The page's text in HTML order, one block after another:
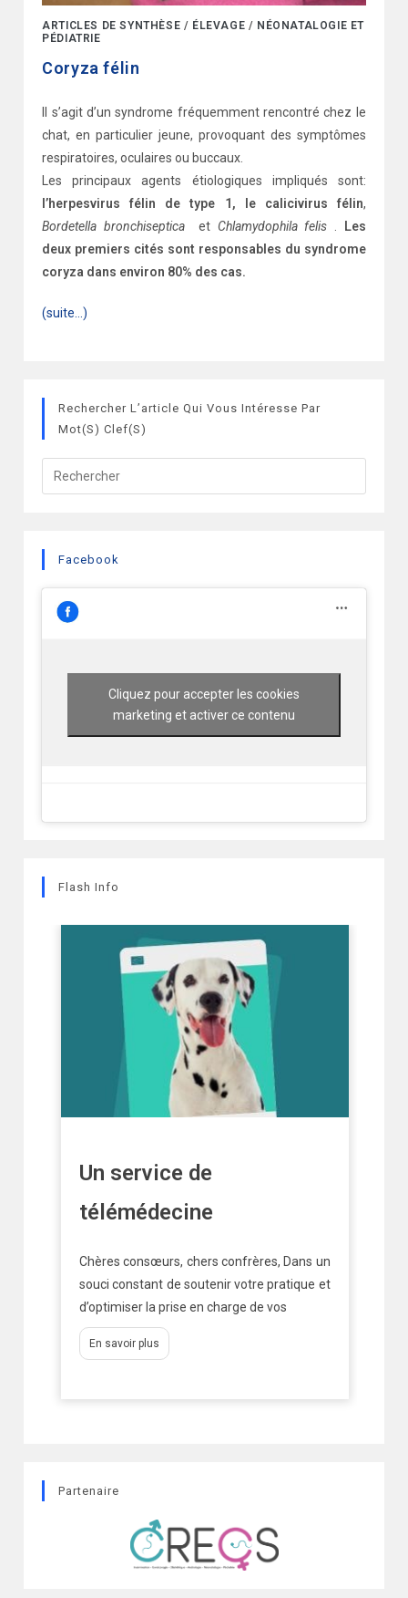
ARTICLES DE SYNTHÈSE / ÉLEVAGE / NÉONATALOGIE ET
PÉDIATRIE
Coryza félin
Il s’agit d’un syndrome fréquemment rencontré chez le
chat, en particulier jeune, provoquant des symptômes
respiratoires, oculaires ou buccaux.
Les principaux agents étiologiques impliqués sont:
l’herpesvirus félin de type 1, le calicivirus félin,
Bordetella bronchisepticaet Chlamydophila felis
Les
deux premiers cités sont responsables du syndrome
coryza dans environ 80% des cas.
(suite…)
Rechercher L’article Qui Vous Intéresse Par
Mot(s) Clef(s)
Facebook
Cliquez pour accepter les cookies
marketing et activer ce contenu
Flash Info
Un service de
télémédecine
Chères consœurs, chers confrères, Dans un
souci constant de soutenir votre pratique et
d’optimiser la prise en charge de vos
En savoir plus
Partenaire